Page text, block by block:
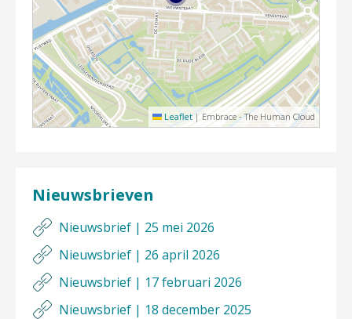
Leaflet | Embrace - The Human Cloud
Nieuwsbrieven
Nieuwsbrief | 25 mei 2026
Nieuwsbrief | 26 april 2026
Nieuwsbrief | 17 februari 2026
Nieuwsbrief | 18 december 2025